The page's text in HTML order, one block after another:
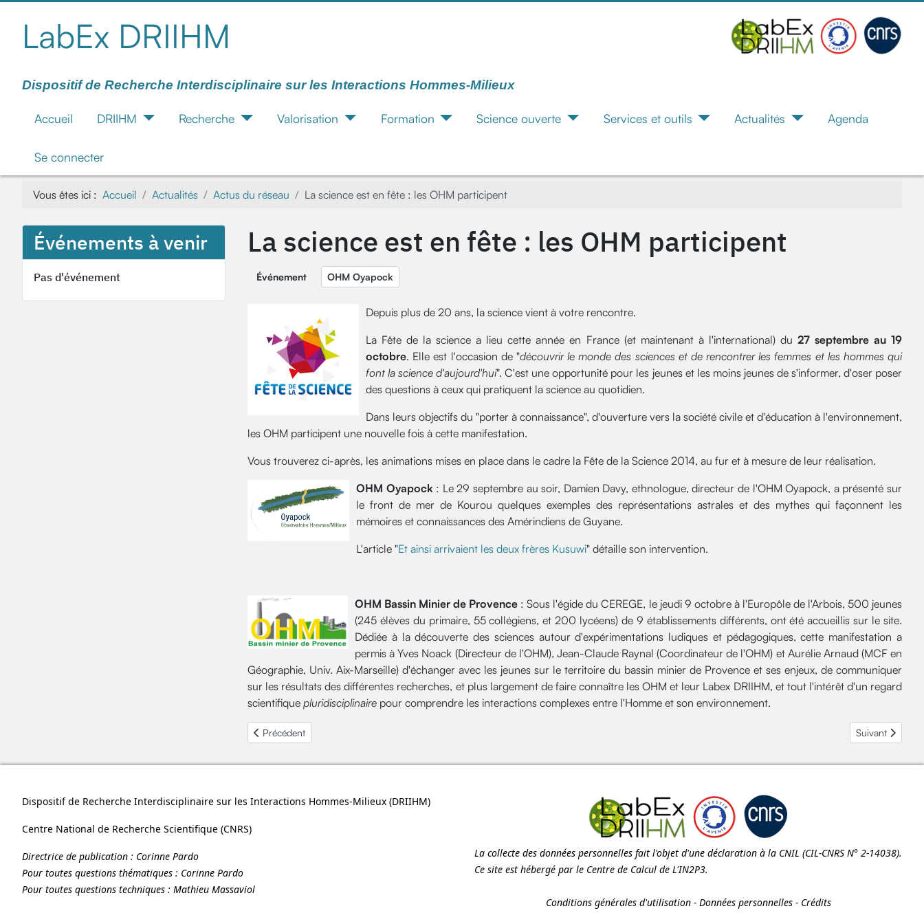
LabEx DRIIHM
Dispositif de Recherche Interdisciplinaire sur les Interactions Hommes-Milieux
Accueil DRIIHM Recherche Valorisation Formation Science ouverte Services et outils Actualités Agenda
Se connecter
Vous êtes ici : Accueil Actualités Actus du réseau La science est en fête : les OHM participent
Événements à venir
Pas d'événement
La science est en fête : les OHM participent
Événement OHM Oyapock
Depuis plus de 20 ans, la science vient à votre rencontre.
La Fête de la science a lieu cette année en France (et maintenant à l'international) du 27 septembre au 19
octobre. Elle est l'occasion de "découvrir le monde des sciences et de rencontrer les femmes et les hommes qui
font la science d'aujourd'hui". C'est une opportunité pour les jeunes et les moins jeunes de s'informer, d'oser poser
des questions à ceux qui pratiquent la science au quotidien.
Dans leurs objectifs du "porter à connaissance", d'ouverture vers la société civile et d'éducation à l'environnement,
les OHM participent une nouvelle fois à cette manifestation.
Vous trouverez ci-après, les animations mises en place dans le cadre la Fête de la Science 2014, au fur et à mesure de leur réalisation.
OHM Oyapock: Le 29 septembre au soir, Damien Davy, ethnologue, directeur de l'OHM Oyapock, a présenté sur
le front de mer de Kourou quelques exemples des représentations astrales et des mythes qui façonnent les
mémoires et connaissances des Amérindiens de Guyane.
L'article "Et ainsi arrivaient les deux frères Kusuwi" détaille son intervention.
OHM Bassin Minier de Provence : Sous l'égide du CEREGE, le jeudi 9 octobre à l'Europôle de l'Arbois, 500 jeunes
(245 élèves du primaire, 55 collégiens, et 200 lycéens) de 9 établissements différents, ont été accueillis sur le site.
Dédiée à la découverte des sciences autour d'expérimentations ludiques et pédagogiques, cette manifestation a
permis à Yves Noack (Directeur de l'OHM), Jean-Claude Raynal (Coordinateur de l'OHM) et Aurélie Arnaud (MCF en
Géographie, Univ. Aix-Marseille) d'échanger avec les jeunes sur le territoire du bassin minier de Provence et ses enjeux, de communiquer
sur les résultats des différentes recherches, et plus largement de faire connaître les OHM et leur Labex DRIIHM, et tout l'intérêt d'un regard
scientifique pluridisciplinaire pour comprendre les interactions complexes entre l'Homme et son environnement.
Article précédent : IMPORTANT : Ouverture de l'Appel à projets de recherche 2015 du Labex DRIIHM
Précédent Article suivant :
Suivant
Dispositif de Recherche Interdisciplinaire sur les Interactions Hommes-Milieux (DRIIHM)
Centre National de Recherche Scientifique (CNRS)
Directrice de publication : Corinne Pardo
Pour toutes questions thématiques : Corinne Pardo
Pour toutes questions techniques : Mathieu Massaviol
La collecte des données personnelles fait l'objet d'une déclaration à la CNIL (CIL-CNRS N° 2-14038).
Ce site est hébergé par le Centre de Calcul de L'IN2P3.
Conditions générales d'utilisation- Données personnelles- Crédits